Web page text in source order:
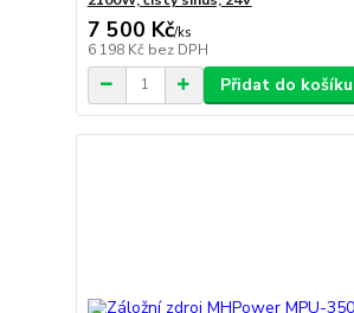
7 500 Kč/ks
6 198 Kč bez DPH
Přidat do košíku